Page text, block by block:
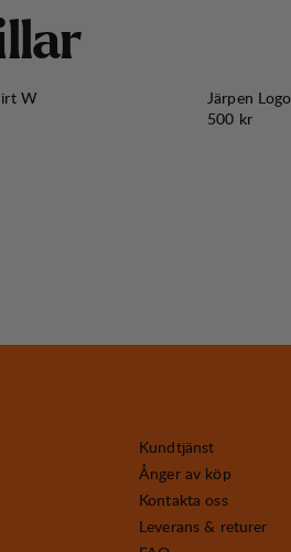
llar
W
Järpen
Pris:
500 kr
Kundtjänst
Ånger av köp
Kontakta oss
Leverans & returer